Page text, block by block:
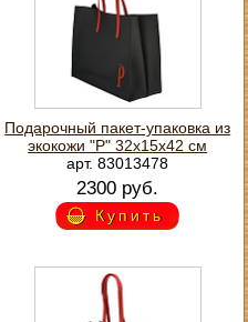
Подарочный пакет-упаковка из
экокожи "Р" 32х15х42 см
арт. 83013478
2300 руб.
Купить